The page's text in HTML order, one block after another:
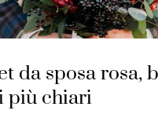
da sposa rosa,
più chiari